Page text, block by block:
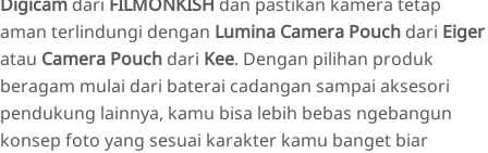
aman terlindungi dengan Lumina Camera Pouch dari Eiger
atau Camera Pouch dari Kee. Dengan pilihan produk
beragam mulai dari baterai cadangan sampai aksesori
pendukung lainnya, kamu bisa lebih bebas ngebangun
konsep foto yang sesuai karakter kamu banget biar